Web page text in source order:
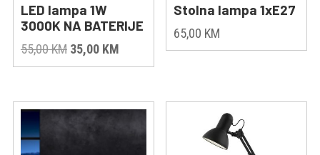
LED lampa 1W
3000K NA BATERIJE
55,00KM Original
price
55,00 KM.
35,00 KMCurrent
price
35,00 KM.
Stolna lampa 1xE27
65,00 KM